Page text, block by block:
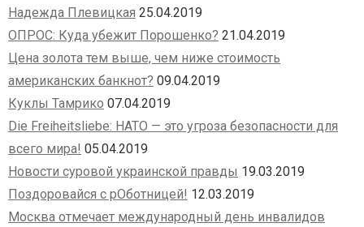
Надежда Плевицкая 25.04.2019
ОПРОС: Куда убежит Порошенко? 21.04.2019
Цена золота тем выше, чем ниже стоимость
американских банкнот? 09.04.2019
Куклы Тамрико 07.04.2019
Die Freiheitsliebe: НАТО — это угроза безопасности для
всего мира! 05.04.2019
Новости суровой украинской правды 19.03.2019
Поздоровайся с рОботницей! 12.03.2019
Москва отмечает международный день инвалидов